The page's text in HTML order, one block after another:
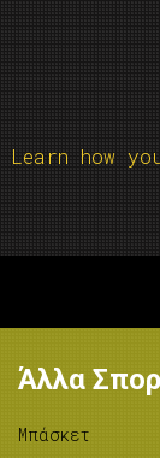
Learn how
Άλλα Σπορ
Μπάσκετ